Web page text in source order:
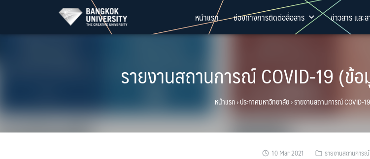
content
หน้าแรก ช่องทางการติดต่อสื่อสาร ข่าวสาร และ
รายงานสถานการณ์ COVID-19 (ข้
หน้าแรก›ประกาศมหาวิทยาลัย›รายงานสถานการณ์ COVID-
10 Mar 2021 รายงานสถานการ